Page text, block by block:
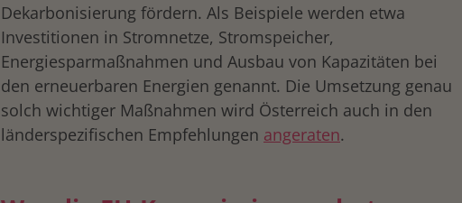
Dekarbonisierung fördern. Als Beispiele werden etwa
Investitionen in Stromnetze, Stromspeicher,
Energiesparmaßnahmen und Ausbau von Kapazitäten bei
den erneuerbaren Energien genannt. Die Umsetzung genau
solch wichtiger Maßnahmen wird Österreich auch in den
länderspezifischen Empfehlungen angeraten.